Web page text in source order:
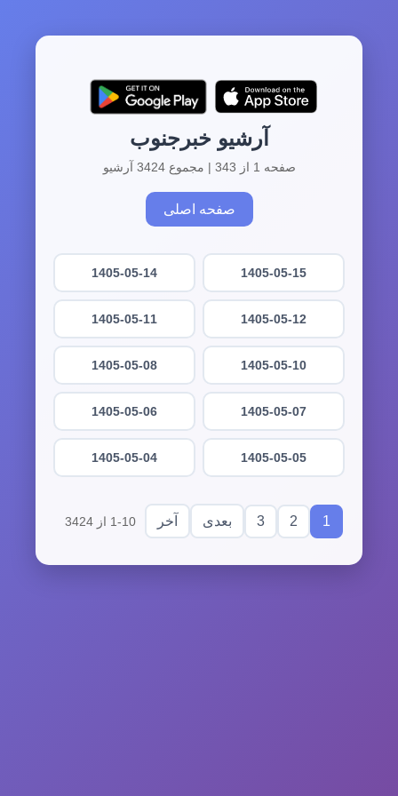
آرشیو خبرجنوب
صفحه 1 از 343 | مجموع 3424 آرشیو
صفحه اصلی
1405-05-15
1405-05-14
1405-05-12
1405-05-11
1405-05-10
1405-05-08
1405-05-07
1405-05-06
1405-05-05
1405-05-04
1
2
3 بعدی آخر 1-10 از 3424